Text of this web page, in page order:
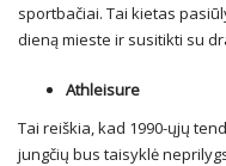
sportbačiai. Tai kietas
dieną mieste ir susitikti su
Athleisure
Tai reiškia, kad 1990-ųjų
jungčių bus taisyklė